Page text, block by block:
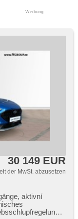
Werbung
30 149 EUR
der MwSt. abzusetzen
aktivní